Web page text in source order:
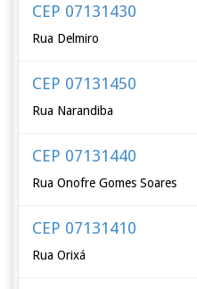
CEP 07131430
Rua Delmiro
CEP 07131450
Rua Narandiba
CEP 07131440
Rua Onofre Gomes Soares
CEP 07131410
Rua Orixá